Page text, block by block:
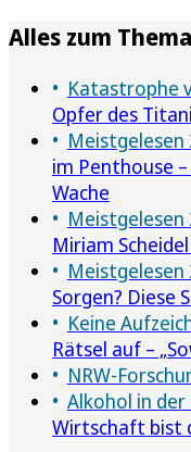
Alles zum Thema
Katastrophe
Opfer des
Meistgelesen
im Penthouse
Wache
Meistgelesen
Miriam
Meistgelesen
Sorgen? Diese
Keine
Rätsel auf –
NRW-
Alkohol in
Wirtschaft bist